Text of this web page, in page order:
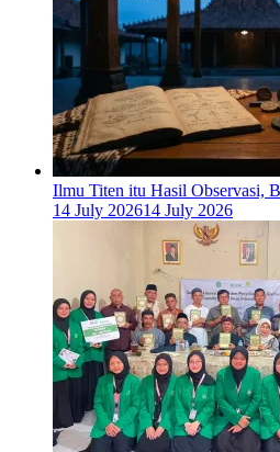
Ilmu Titen itu Hasil Observasi,
14 July 202614 July 2026